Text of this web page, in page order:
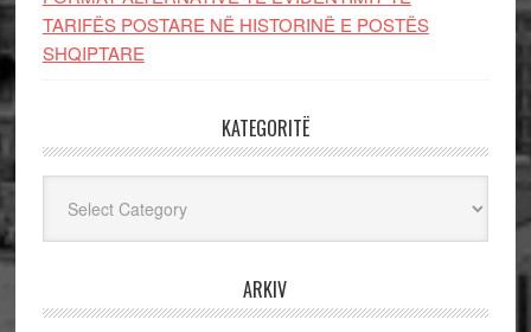
TARIFËS POSTARE NË HISTORINË E POSTËS
SHQIPTARE
KATEGORITË
ARKIV